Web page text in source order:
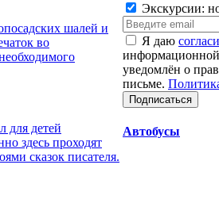
шалей и
во
для детей
здесь проходят
сказок писателя.
Экскурсии:
Я даю
уведомлён о
письме.
Автобусы